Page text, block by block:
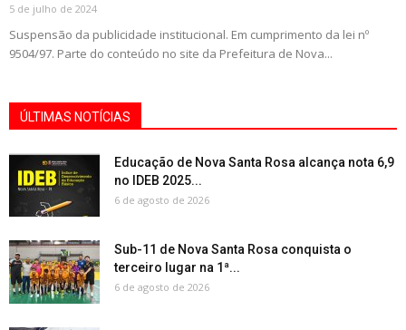
5 de julho de 2024
Suspensão da publicidade institucional. Em cumprimento da lei nº
9504/97. Parte do conteúdo no site da Prefeitura de Nova...
ÚLTIMAS NOTÍCIAS
Educação de Nova Santa Rosa alcança nota 6,9
no IDEB 2025...
6 de agosto de 2026
Sub-11 de Nova Santa Rosa conquista o
terceiro lugar na 1ª...
6 de agosto de 2026